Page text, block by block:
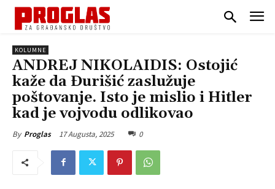
KOLUMNE
ANDREJ NIKOLAIDIS: Ostojić
kaže da Đurišić zaslužuje
poštovanje. Isto je mislio i Hitler
kad je vojvodu odlikovao
By Proglas 17 Augusta, 2025 0